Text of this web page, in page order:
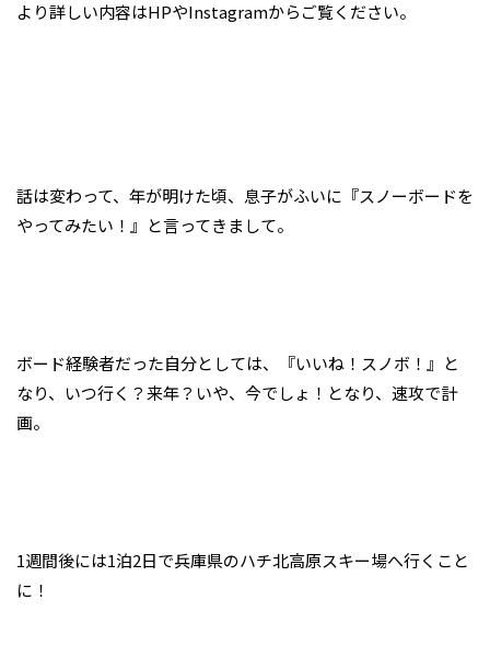
より詳しい内容はHPやInstagramからご覧ください。
話は変わって、年が明けた頃、息子がふいに『スノーボードを
やってみたい！』と言ってきまして。
ボード経験者だった自分としては、『いいね！スノボ！』と
なり、いつ行く？来年？いや、今でしょ！となり、速攻で計
画。
1週間後には1泊2日で兵庫県のハチ北高原スキー場へ行くこと
に！